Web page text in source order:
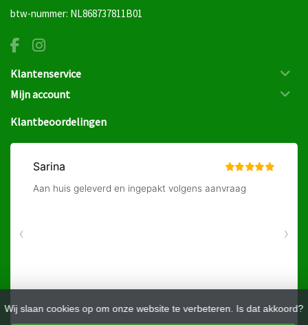
Wij slaan cookies op om onze website te verbeteren. Is dat akkoord?
btw-nummer: NL868737811B01
Klantenservice
Mijn account
Klantbeoordelingen